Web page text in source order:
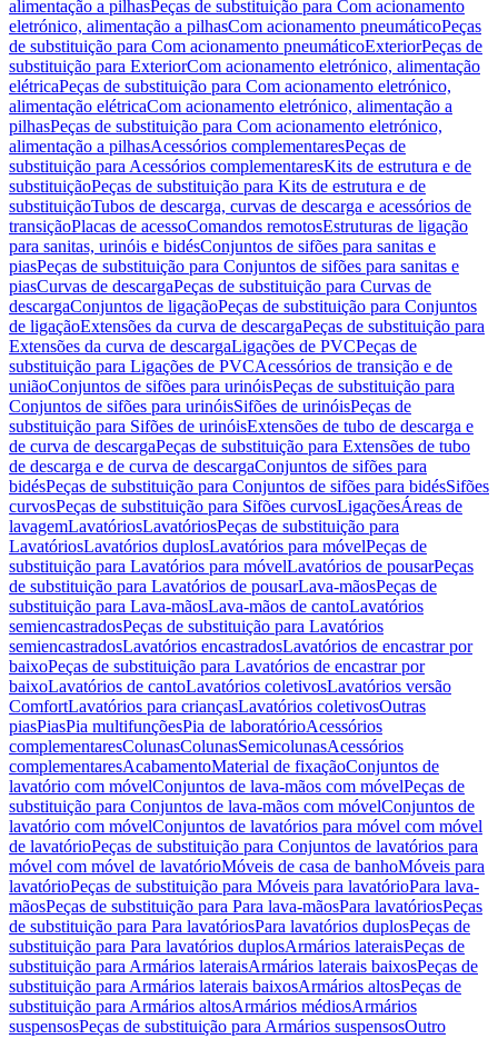
alimentação a pilhasPeças de substituição para Com acionamento
eletrónico, alimentação a pilhasCom acionamento pneumáticoPeças
de substituição para Com acionamento pneumáticoExteriorPeças de
substituição para ExteriorCom acionamento eletrónico, alimentação
elétricaPeças de substituição para Com acionamento eletrónico,
alimentação elétricaCom acionamento eletrónico, alimentação a
pilhasPeças de substituição para Com acionamento eletrónico,
alimentação a pilhasAcessórios complementaresPeças de
substituição para Acessórios complementaresKits de estrutura e de
substituiçãoPeças de substituição para Kits de estrutura e de
substituiçãoTubos de descarga, curvas de descarga e acessórios de
transiçãoPlacas de acessoComandos remotosEstruturas de ligação
para sanitas, urinóis e bidésConjuntos de sifões para sanitas e
piasPeças de substituição para Conjuntos de sifões para sanitas e
piasCurvas de descargaPeças de substituição para Curvas de
descargaConjuntos de ligaçãoPeças de substituição para Conjuntos
de ligaçãoExtensões da curva de descargaPeças de substituição para
Extensões da curva de descargaLigações de PVCPeças de
substituição para Ligações de PVCAcessórios de transição e de
uniãoConjuntos de sifões para urinóisPeças de substituição para
Conjuntos de sifões para urinóisSifões de urinóisPeças de
substituição para Sifões de urinóisExtensões de tubo de descarga e
de curva de descargaPeças de substituição para Extensões de tubo
de descarga e de curva de descargaConjuntos de sifões para
bidésPeças de substituição para Conjuntos de sifões para bidésSifões
curvosPeças de substituição para Sifões curvosLigaçõesÁreas de
lavagemLavatóriosLavatóriosPeças de substituição para
LavatóriosLavatórios duplosLavatórios para móvelPeças de
substituição para Lavatórios para móvelLavatórios de pousarPeças
de substituição para Lavatórios de pousarLava-mãosPeças de
substituição para Lava-mãosLava-mãos de cantoLavatórios
semiencastradosPeças de substituição para Lavatórios
semiencastradosLavatórios encastradosLavatórios de encastrar por
baixoPeças de substituição para Lavatórios de encastrar por
baixoLavatórios de cantoLavatórios coletivosLavatórios versão
ComfortLavatórios para criançasLavatórios coletivosOutras
piasPiasPia multifunçõesPia de laboratórioAcessórios
complementaresColunasColunasSemicolunasAcessórios
complementaresAcabamentoMaterial de fixaçãoConjuntos de
lavatório com móvelConjuntos de lava-mãos com móvelPeças de
substituição para Conjuntos de lava-mãos com móvelConjuntos de
lavatório com móvelConjuntos de lavatórios para móvel com móvel
de lavatórioPeças de substituição para Conjuntos de lavatórios para
móvel com móvel de lavatórioMóveis de casa de banhoMóveis para
lavatórioPeças de substituição para Móveis para lavatórioPara lava-
mãosPeças de substituição para Para lava-mãosPara lavatóriosPeças
de substituição para Para lavatóriosPara lavatórios duplosPeças de
substituição para Para lavatórios duplosArmários lateraisPeças de
substituição para Armários lateraisArmários laterais baixosPeças de
substituição para Armários laterais baixosArmários altosPeças de
substituição para Armários altosArmários médiosArmários
suspensosPeças de substituição para Armários suspensosOutro